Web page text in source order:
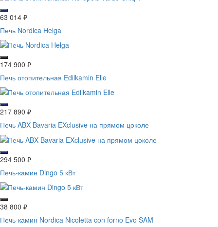
63 014 ₽
Печь Nordica Helga
174 900 ₽
Печь отопительная Edilkamin Elle
217 890 ₽
Печь ABX Bavaria EXclusive на прямом цоколе
294 500 ₽
Печь-камин Dingo 5 кВт
38 800 ₽
Печь-камин Nordica Nicoletta con forno Evo SAM